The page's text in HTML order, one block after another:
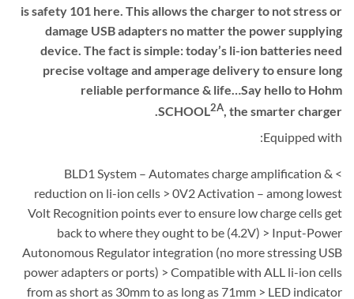
is safety 101 here. This allows the charger to not stress or
damage USB adapters no matter the power supplying
device. The fact is simple: today’s li-ion batteries need
precise voltage and amperage delivery to ensure long
reliable performance & life…Say hello to Hohm
SCHOOL2A, the smarter charger.
Equipped with:
> BLD1 System – Automates charge amplification &
reduction on li-ion cells > 0V2 Activation – among lowest
Volt Recognition points ever to ensure low charge cells get
back to where they ought to be (4.2V) > Input-Power
Autonomous Regulator integration (no more stressing USB
power adapters or ports) > Compatible with ALL li-ion cells
from as short as 30mm to as long as 71mm > LED indicator